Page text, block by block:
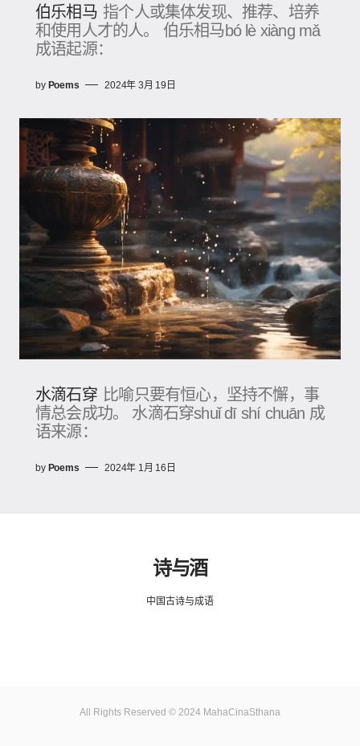
伯乐相马 指个人或集体发现、推荐、培养
和使用人才的人。 伯乐相马bó lè xiàng mǎ
成语起源：
by Poems 2024年 3月 19日
水滴石穿 比喻只要有恒心，坚持不懈，事
情总会成功。 水滴石穿shuǐ dī shí chuān 成
语来源：
by Poems 2024年 1月 16日
诗与酒
中国古诗与成语
All Rights Reserved © 2024 MahaCinaSthana